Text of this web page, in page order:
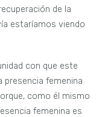
de la
estaríamos viendo
con que este
presencia femenina
como él mismo
femenina es